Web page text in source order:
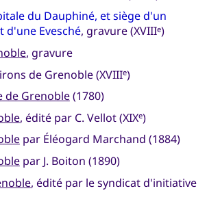
du Dauphiné, et siège d'un
d'une Evesché, gravure (XVIIIe)
, gravure
de Grenoble (XVIIIe)
de Grenoble(1780)
, édité par C. Vellot (XIXe)
par Éléogard Marchand (1884)
par J. Boiton (1890)
, édité par le syndicat d'initiative